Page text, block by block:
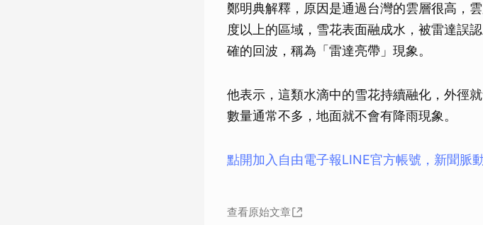
鄭明典解釋，原因是通過台灣的雲層很高，
度以上的區域，雪花表面融成水，被雷達誤
確的回波，稱為「雷達亮帶」現象。
他表示，這類水滴中的雪花持續融化，外徑
數量通常不多，地面就不會有降雨現象。
點開加入自由電子報LINE官方帳號，新聞脈
查看原始文章